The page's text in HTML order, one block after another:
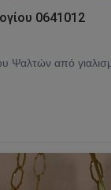
0641012
Ψαλτών από